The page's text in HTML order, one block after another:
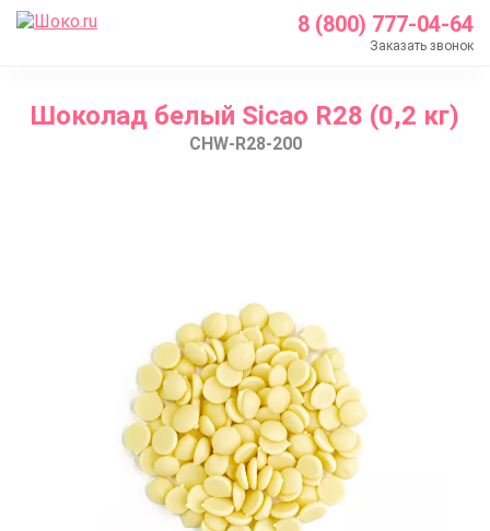
8 (800) 777-04-64
Заказать звонок
Каталог
Шоколад белый Sicao R28 (0,2 кг)
CHW-R28-200